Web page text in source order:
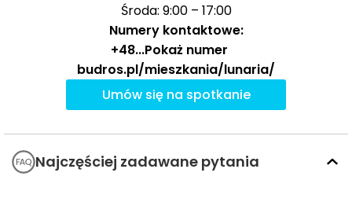
150,
152,
160,
190,
196,
204,
252,
740,
Środa: 9:00 – 17:00
Numery kontaktowe:
+48...Pokaż numer
budros.pl/mieszkania/lunaria/
Umów się na spotkanie
Najczęściej zadawane pytania